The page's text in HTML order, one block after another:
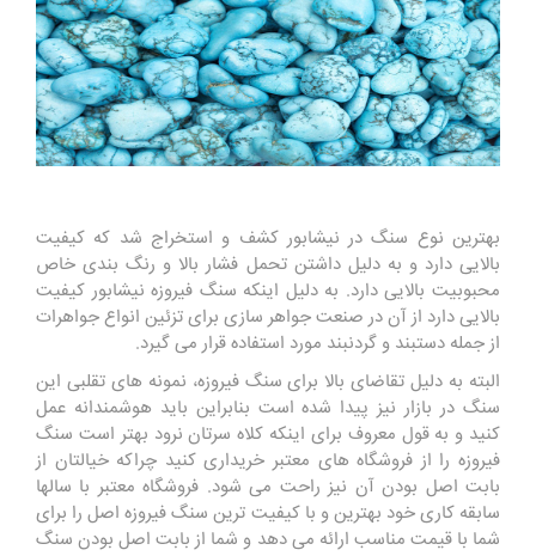
بهترین نوع سنگ در نیشابور کشف و استخراج شد که کیفیت
بالایی دارد و به دلیل داشتن تحمل فشار بالا و رنگ بندی خاص
محبوبیت بالایی دارد. به دلیل اینکه سنگ فیروزه نیشابور کیفیت
بالایی دارد از آن در صنعت جواهر سازی برای تزئین انواع جواهرات
از جمله دستبند و گردنبند مورد استفاده قرار می گیرد.
البته به دلیل تقاضای بالا برای سنگ فیروزه، نمونه های تقلبی این
سنگ در بازار نیز پیدا شده است بنابراین باید هوشمندانه عمل
کنید و به قول معروف برای اینکه کلاه سرتان نرود بهتر است سنگ
فیروزه را از فروشگاه های معتبر خریداری کنید چراکه خیالتان از
بابت اصل بودن آن نیز راحت می شود. فروشگاه معتبر با سالها
سابقه کاری خود بهترین و با کیفیت ترین سنگ فیروزه اصل را برای
شما با قیمت مناسب ارائه می دهد و شما از بابت اصل بودن سنگ